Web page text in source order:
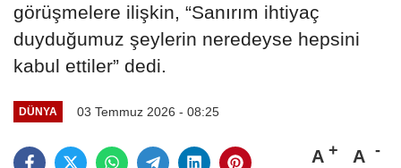
görüşmelere ilişkin, “Sanırım ihtiyaç
duyduğumuz şeylerin neredeyse hepsini
kabul ettiler” dedi.
DÜNYA 03 Temmuz 2026 - 08:25
A A